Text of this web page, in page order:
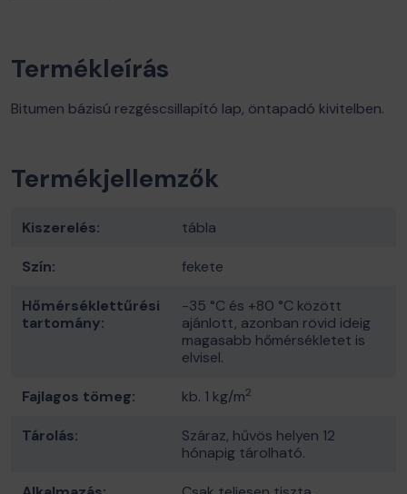
Termékleírás
Bitumen bázisú rezgéscsillapító lap, öntapadó kivitelben.
Termékjellemzők
Kiszerelés: tábla
Szín: fekete
Hőmérséklettűrési
tartomány:
-35 °C és +80 °C között
ajánlott, azonban rövid ideig
magasabb hőmérsékletet is
elvisel.
Fajlagos tömeg: kb. 1 kg/m2
Tárolás:
Száraz, hűvös helyen 12
hónapig tárolható.